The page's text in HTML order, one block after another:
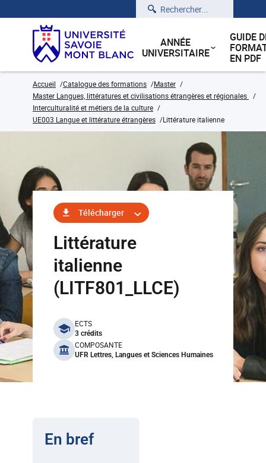
Rechercher
ANNÉE
UNIVERSITAIRE
GUIDE
EN PDF
Accueil Catalogue des formations
Master
Master Langues, littératures et civilisations étrangères et régionales
Interculturalité et métiers de la culture
UE003 Langue et littérature étrangères
Littérature italienne
Télécharger
Littérature
italienne
(LITF801_LLCE)
benefits
ECTS
3 crédits
COMPOSANTE
UFR Lettres, Langues et Sciences Humaines
En bref